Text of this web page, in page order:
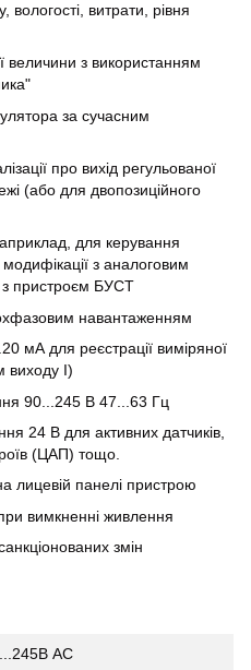
вологості, витрати, рівня
величини з використанням
за сучасним
про вихід регульованої
(або для двопозиційного
для керування
з аналоговим
пристроєм БУСТ
навантаженням
мА для реєстрації виміряної
І)
90...245 В 47...63 Гц
24 В для активних датчиків,
(ЦАП) тощо.
лицевій панелі пристрою
вимкненні живлення
змін
AC